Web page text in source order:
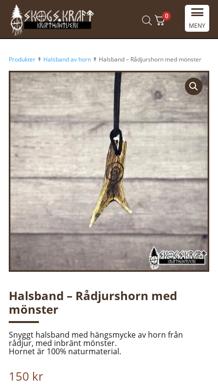
0
MENY
Produkter↟ Halsband av horn↟ Halsband – Rådjurshorn med mönster
Halsband – Rådjurshorn med
mönster
Snyggt halsband med hängsmycke av horn från
rådjur, med inbränt mönster.
Hornet är 100% naturmaterial.
150 kr